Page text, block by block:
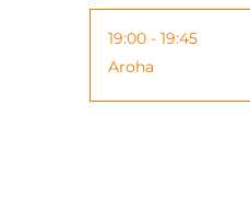
19:00 - 19:45
Aroha